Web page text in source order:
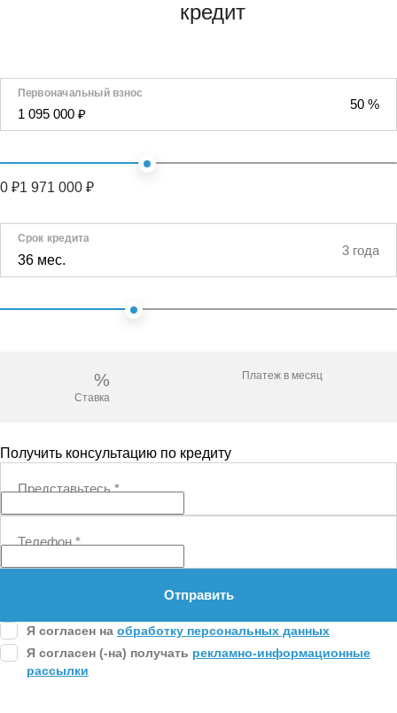
кредит
Первоначальный взнос
1 095 000 ₽
50 %
0 ₽1 971 000 ₽
Срок кредита
36 мес.
3 года
%
Ставка
Платеж в месяц
Получить консультацию по кредиту
Представьтесь*
Телефон*
Отправить
Я согласен на обработку персональных данных
Я согласен (-на) получать рекламно-информационные
рассылки